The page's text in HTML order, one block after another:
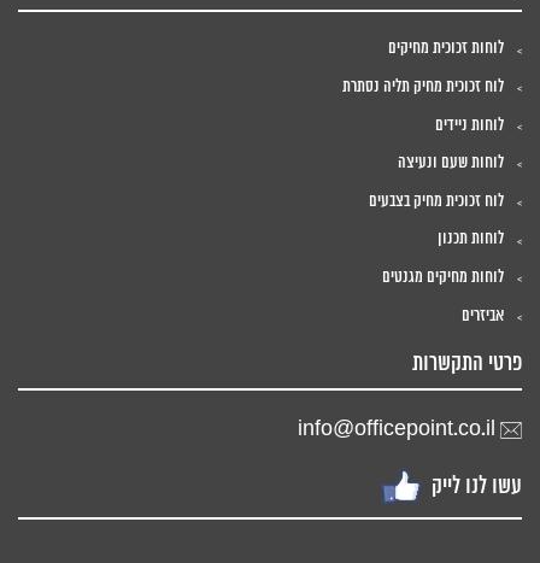
לוחות זכוכית מחיקים
לוח זכוכית מחיק תליה נסתרת
לוחות ניידים
לוחות שעם ונעיצה
לוח זכוכית מחיק בצבעים
לוחות תכנון
לוחות מחיקים מגנטים
אביזרים
פרטי התקשרות
info@officepoint.co.il
עשו לנו לייק